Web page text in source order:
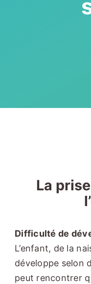
La
Difficulté de
L’enfant, de la
développe selon
peut rencontrer